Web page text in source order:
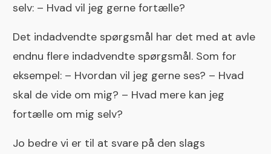
selv: – Hvad vil jeg gerne fortælle?
Det indadvendte spørgsmål har det med at avle
endnu flere indadvendte spørgsmål. Som for
eksempel: – Hvordan vil jeg gerne ses? – Hvad
skal de vide om mig? – Hvad mere kan jeg
fortælle om mig selv?
Jo bedre vi er til at svare på den slags